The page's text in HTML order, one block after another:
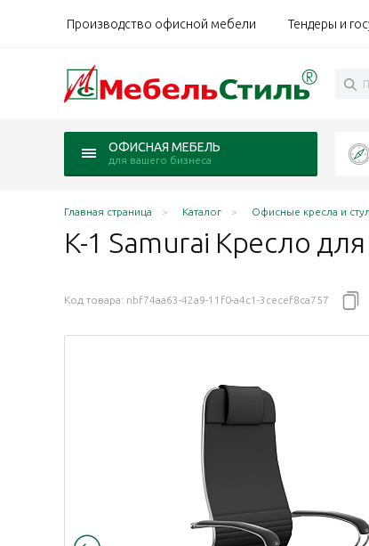
Производство офисной мебели Тендеры и
ОФИСНАЯ МЕБЕЛЬ
для вашего бизнеса
Главная страница Каталог Офисные кресла и
K-1 Samurai Кресло
Код товара: nbf74aa63-42a9-11f0-a4c1-3cecef8ca757
темно-коричневый 550.2.1.49
Infinity светло-бежевый 577.2.1.49
/ Infinity молочный 54F.2.1.49
/ Infinity черный 54c.2.1.49